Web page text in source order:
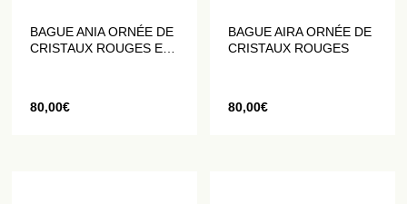
BAGUE ANIA ORNÉE DE
CRISTAUX ROUGES ET
80,00€
BAGUE AIRA ORNÉE DE
CRISTAUX ROUGES
80,00€